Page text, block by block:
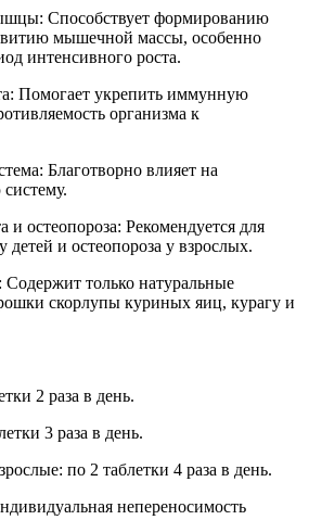
Способствует формированию
мышечной массы, особенно
интенсивного роста.
Помогает укрепить иммунную
организма к
Благотворно влияет на
остеопороза: Рекомендуется для
детей и остеопороза у взрослых.
только натуральные
скорлупы куриных яиц, курагу и
2 раза в день.
3 раза в день.
по 2 таблетки 4 раза в день.
непереносимость